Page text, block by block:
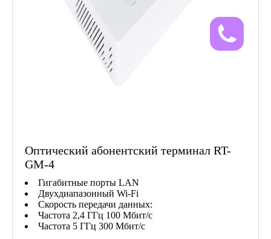
Оптический абонентский терминал RT-
GM-4
Гигабитные порты LAN
Двухдиапазонный Wi-Fi
Скорость передачи данных:
Частота 2,4 ГГц 100 Мбит/с
Частота 5 ГГц 300 Мбит/с